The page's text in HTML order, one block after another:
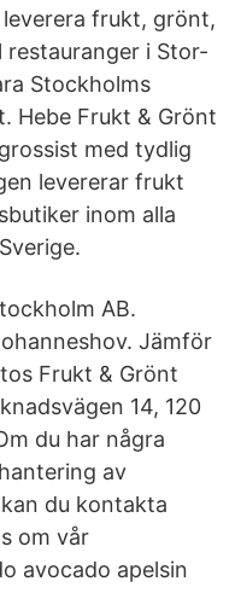
frukt, grönt,
i Stor-
Stockholms
Hebe Frukt & Grönt
med tydlig
levererar frukt
inom alla
AB.
Jämför
Frukt & Grönt
14, 120
du har några
av
du kontakta
om vår
avocado apelsin